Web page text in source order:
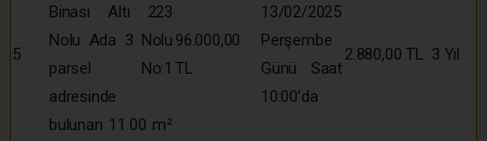
5
Binası Altı 223
Nolu Ada 3 Nolu
parsel No:1
adresinde
bulunan 11.00 m²
96.000,00
TL
13/02/2025
Perşembe
Günü Saat
10:00’da
2.880,00 TL 3 Yıl